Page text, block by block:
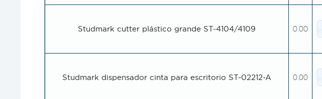
Studmark cutter plástico grande ST-4104/4109 0.00
Studmark dispensador cinta para escritorio ST-02212-A 0.00